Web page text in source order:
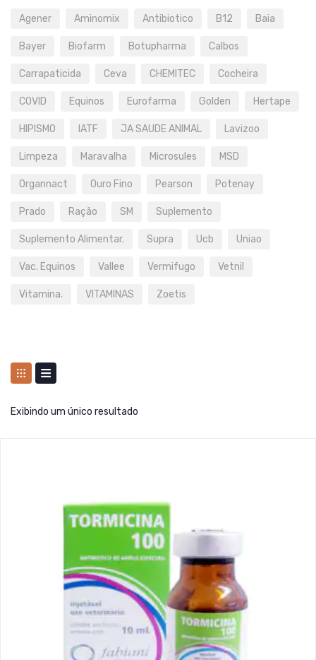
Agener Aminomix Antibiotico B12 Baia
Bayer Biofarm Botupharma Calbos
Carrapaticida Ceva CHEMITEC Cocheira
COVID Equinos Eurofarma Golden Hertape
HIPISMO IATF JA SAUDE ANIMAL Lavizoo
Limpeza Maravalha Microsules MSD
Organnact Ouro Fino Pearson Potenay
Prado Ração SM Suplemento
Suplemento Alimentar. Supra Ucb Uniao
Vac. Equinos Vallee Vermifugo Vetnil
Vitamina. VITAMINAS Zoetis
Exibindo um único resultado